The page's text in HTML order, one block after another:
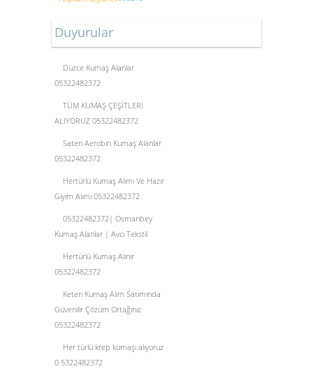
Duyurular
Düzce Kumaş Alanlar
05322482372
TÜM KUMAŞ ÇEŞİTLERİ
ALIYORUZ 05322482372
Saten Aerobin Kumaş Alanlar
05322482372
Hertürlü Kumaş Alımı Ve Hazır
Giyim Alımı 05322482372
05322482372| Osmanbey
Kumaş Alanlar | Avcı Tekstil
Hertürlü Kumaş Alınır
05322482372
Keten Kumaş Alım Satımında
Güvenilir Çözüm Ortağınız
05322482372
Her türlü krep kumaşı alıyoruz
0 5322482372